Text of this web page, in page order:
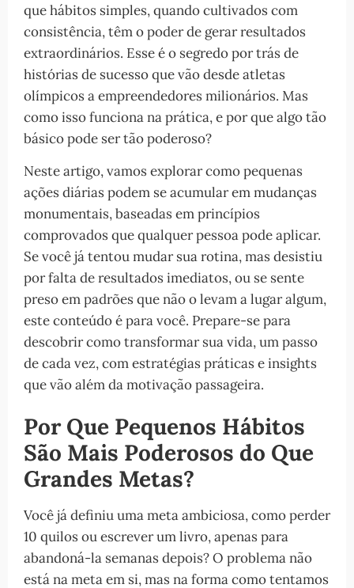
que hábitos simples, quando cultivados com
consistência, têm o poder de gerar resultados
extraordinários. Esse é o segredo por trás de
histórias de sucesso que vão desde atletas
olímpicos a empreendedores milionários. Mas
como isso funciona na prática, e por que algo tão
básico pode ser tão poderoso?
Neste artigo, vamos explorar como pequenas
ações diárias podem se acumular em mudanças
monumentais, baseadas em princípios
comprovados que qualquer pessoa pode aplicar.
Se você já tentou mudar sua rotina, mas desistiu
por falta de resultados imediatos, ou se sente
preso em padrões que não o levam a lugar algum,
este conteúdo é para você. Prepare-se para
descobrir como transformar sua vida, um passo
de cada vez, com estratégias práticas e insights
que vão além da motivação passageira.
Por Que Pequenos Hábitos
São Mais Poderosos do Que
Grandes Metas?
Você já definiu uma meta ambiciosa, como perder
10 quilos ou escrever um livro, apenas para
abandoná-la semanas depois? O problema não
está na meta em si, mas na forma como tentamos